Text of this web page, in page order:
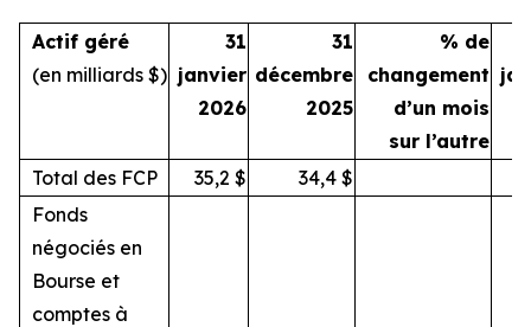
Actif géré
(en milliards $)
31
janvier
2026
31
décembre
2025
% de
changement
d’un mois
sur l’autre
Total des FCP 35,2 $ 34,4 $
Fonds
négociés en
Bourse et
comptes à